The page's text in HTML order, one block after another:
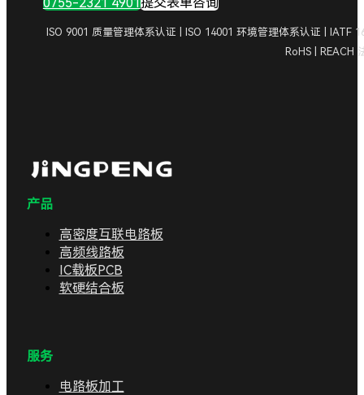
ISO 9001 质量管理体系认证 | ISO 14001 环境管理体系认证 | IATF
RoHS | REACH
产品
高密度互联电路板
高频线路板
IC载板PCB
软硬结合板
服务
电路板加工